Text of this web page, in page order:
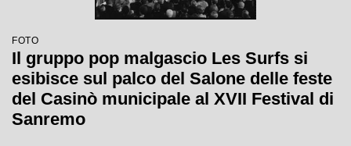
FOTO
Il gruppo pop malgascio Les Surfs si
esibisce sul palco del Salone delle feste
del Casinò municipale al XVII Festival di
Sanremo